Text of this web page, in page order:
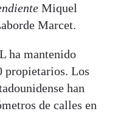
Miquel
Marcet.
ha mantenido
propietarios. Los
han
de calles en